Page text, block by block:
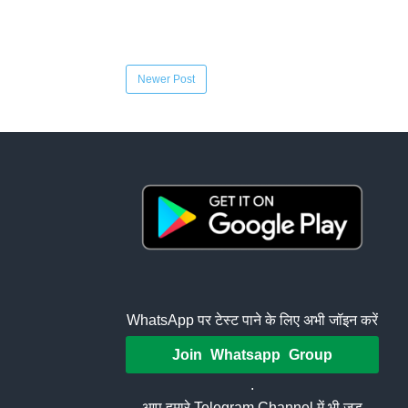
Newer Post
WhatsApp पर टेस्ट पाने के लिए अभी जॉइन करें
Join Whatsapp Group
.